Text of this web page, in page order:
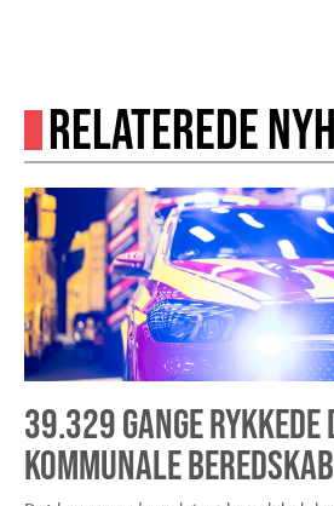
RELATEREDE
39.329 GANGE RYKKEDE
KOMMUNALE